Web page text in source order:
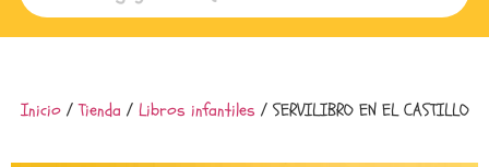
Inicio/Tienda / Libros infantiles / SERVILIBRO EN EL CASTILLO